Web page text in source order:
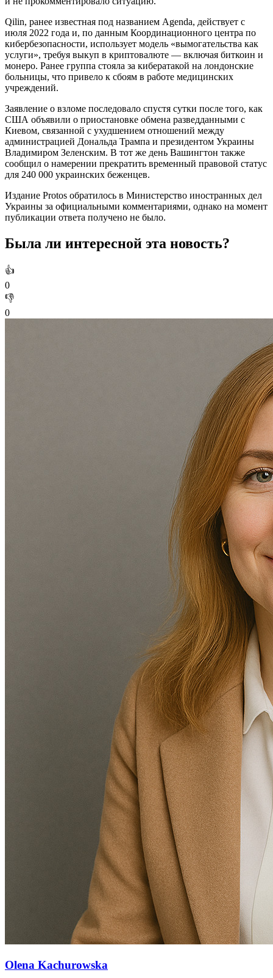
Qilin, ранее известная под названием Agenda, действует с
июля 2022 года и, по данным Координационного центра по
кибербезопасности, использует модель «вымогательства как
услуги», требуя выкуп в криптовалюте — включая биткоин и
монеро. Ранее группа стояла за кибератакой на лондонские
больницы, что привело к сбоям в работе медицинских
учреждений.
Заявление о взломе последовало спустя сутки после того, как
США объявили о приостановке обмена разведданными с
Киевом, связанной с ухудшением отношений между
администрацией Дональда Трампа и президентом Украины
Владимиром Зеленским. В тот же день Вашингтон также
сообщил о намерении прекратить временный правовой статус
для 240 000 украинских беженцев.
Издание Protos обратилось в Министерство иностранных дел
Украины за официальными комментариями, однако на момент
публикации ответа получено не было.
Была ли интересной эта новость?
👍
0
👎
0
Olena Kachurowska